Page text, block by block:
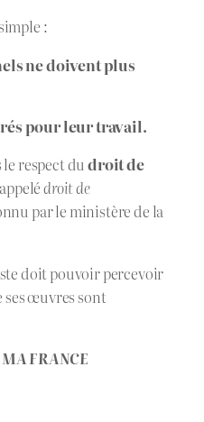
:
ne doivent plus
pour leur travail.
le respect dudroit de
droit de
par le ministère de la
doit pouvoir percevoir
œuvres sont
MA FRANCE